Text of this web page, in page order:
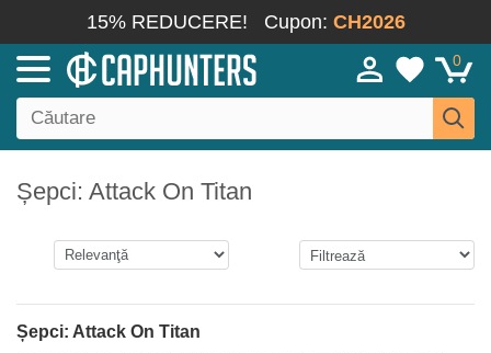
15% REDUCERE! Cupon: CH2026
0
Șepci: Attack On Titan
Șepci: Attack On Titan